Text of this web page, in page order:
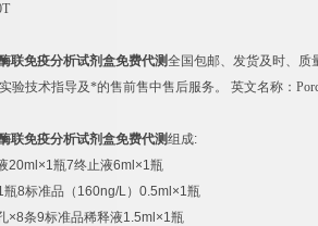
联免疫分析试剂盒免费代测全国包邮、发货及时、质
验技术指导及*的售前售中售后服务。
英文名称：
联免疫分析试剂盒免费代测组成:
20ml×1瓶7终止液6ml×1瓶
瓶8标准品（ 160ng/L） 0.5ml×1瓶
×8条9标准品稀释液1.5ml×1瓶